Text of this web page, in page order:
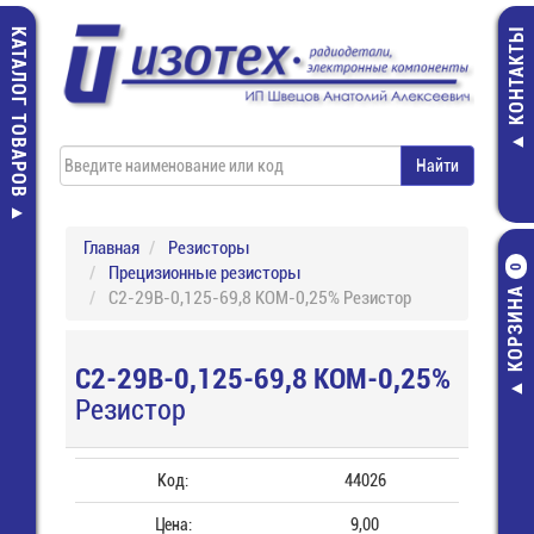
КАТАЛОГ ТОВАРОВ КОНТАКТЫ
КОРЗИНА
0
Главная
Резисторы
Прецизионные резисторы
С2-29В-0,125-69,8 КОМ-0,25% Резистор
С2-29В-0,125-69,8 КОМ-0,25%
Резистор
Код: 44026
Цена: 9,00